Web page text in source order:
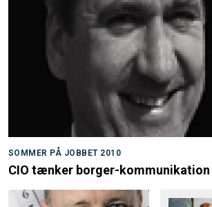
SOMMER PÅ JOBBET 2010
CIO tænker borger-kommunikation